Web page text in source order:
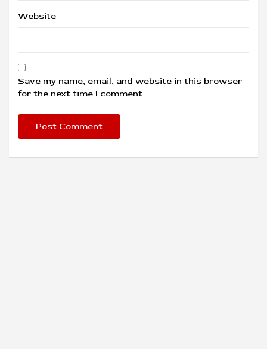
Website
Save my name, email, and website in this browser
for the next time I comment.